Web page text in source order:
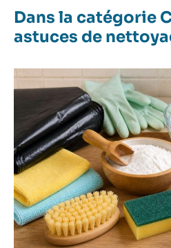
un
vos
pour
souci
Dans la catégorie
astuces de